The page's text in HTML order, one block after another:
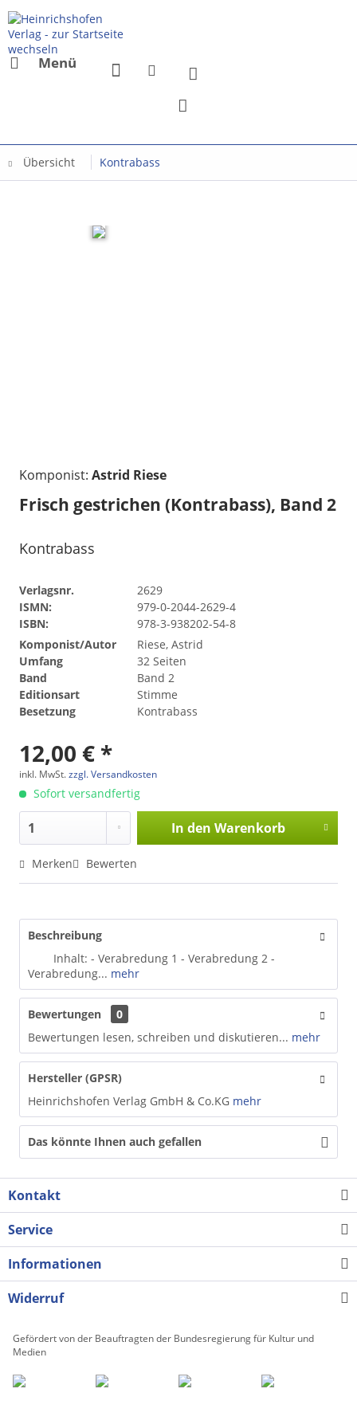
Menü
Übersicht Kontrabass
Komponist: Astrid Riese
Frisch gestrichen (Kontrabass), Band 2
Kontrabass
Verlagsnr.
2629
ISMN:
979-0-2044-2629-4
ISBN:
978-3-938202-54-8
Komponist/Autor
Riese, Astrid
Umfang
32 Seiten
Band
Band 2
Editionsart
Stimme
Besetzung
Kontrabass
12,00 € *
inkl. MwSt.zzgl. Versandkosten
Sofort versandfertig
In den Warenkorb
Merken Bewerten
Beschreibung
Inhalt: - Verabredung 1 - Verabredung 2 -
Verabredung... mehr
Bewertungen
0
Bewertungen lesen, schreiben und diskutieren... mehr
Hersteller (GPSR)
Heinrichshofen Verlag GmbH & Co.KG mehr
Das könnte Ihnen auch gefallen
Kontakt
Service
Informationen
Widerruf
Gefördert von der Beauftragten der Bundesregierung für Kultur und
Medien